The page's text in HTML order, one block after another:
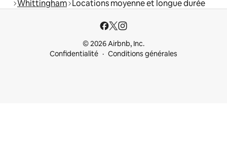
Whittingham Locations moyenne et longue durée
© 2026 Airbnb, Inc.
Confidentialité
Conditions générales